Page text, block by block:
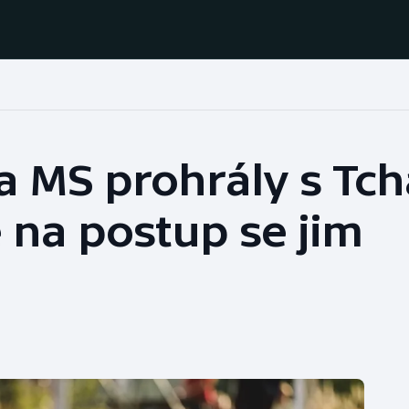
Jezdectví
Judo
Rychlobruslení
Rychlostní
kanoistika
MS prohrály s
na postup se jim